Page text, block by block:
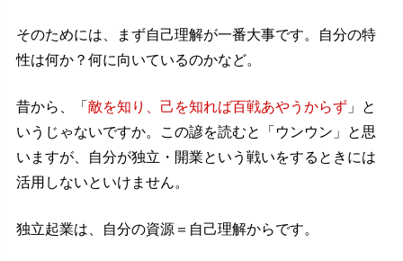
そのためには、まず自己理解が一番大事です。自分の特
性は何か？何に向いているのかなど。
昔から、「 敵を知り、己を知れば百戦あやうからず」と
いうじゃないですか。この諺を読むと「ウンウン」と思
いますが、自分が独立・開業という戦いをするときには
活用しないといけません。
独立起業は、自分の資源＝自己理解からです。